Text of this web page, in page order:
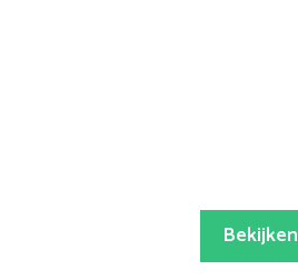
Bekijken